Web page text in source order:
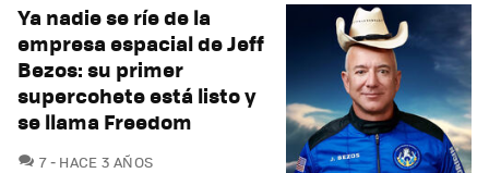
Ya nadie se ríe de la
empresa espacial de Jeff
Bezos: su primer
supercohete está listo y
se llama Freedom
7COMENTARIOS
HACE 3 AÑOS